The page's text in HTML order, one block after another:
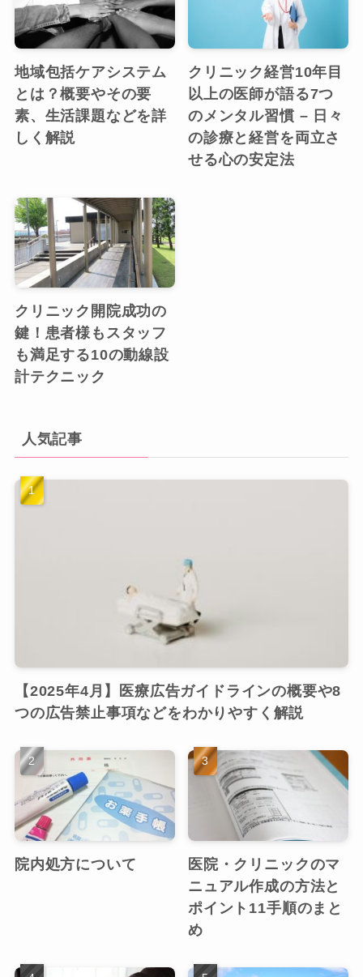
地域包括ケアシステム
とは？概要やその要
素、生活課題などを詳
しく解説
クリニック経営10年目
以上の医師が語る7つ
のメンタル習慣 – 日々
の診療と経営を両立さ
せる心の安定法
クリニック開院成功の
鍵！患者様もスタッフ
も満足する10の動線設
計テクニック
人気記事
【2025年4月】医療広告ガイドラインの概要や8
つの広告禁止事項などをわかりやすく解説
院内処方について
医院・クリニックのマ
ニュアル作成の方法と
ポイント11手順のまと
め